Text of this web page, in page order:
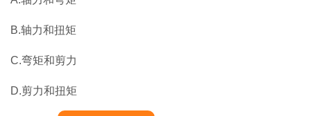
B.轴力和扭矩
C.弯矩和剪力
D.剪力和扭矩